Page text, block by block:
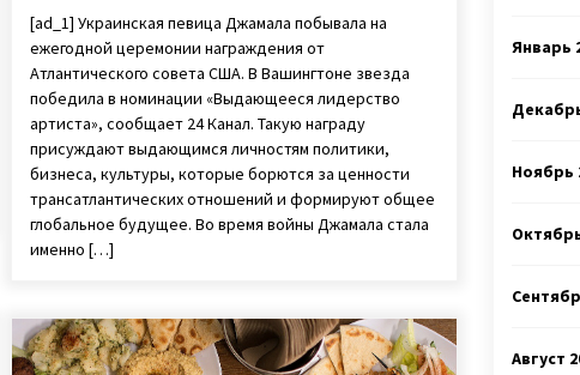
[ad_1] Украинская певица Джамала побывала на
ежегодной церемонии награждения от
Атлантического совета США. В Вашингтоне звезда
победила в номинации «Выдающееся лидерство
артиста», сообщает 24 Канал. Такую награду
присуждают выдающимся личностям политики,
бизнеса, культуры, которые борются за ценности
трансатлантических отношений и формируют общее
глобальное будущее. Во время войны Джамала стала
именно […]
Январь
Ноябрь
Август